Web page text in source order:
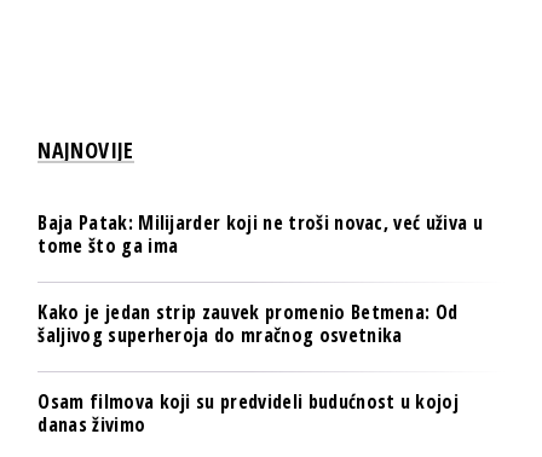
NAJNOVIJE
Baja Patak: Milijarder koji ne troši novac, već uživa u
tome što ga ima
Kako je jedan strip zauvek promenio Betmena: Od
šaljivog superheroja do mračnog osvetnika
Osam filmova koji su predvideli budućnost u kojoj
danas živimo